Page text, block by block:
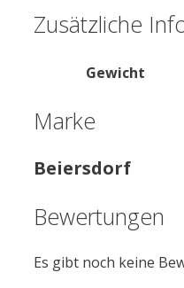
Zusätzliche
Gewicht
Marke
Beiersdorf
Bewertungen
Es gibt noch keine